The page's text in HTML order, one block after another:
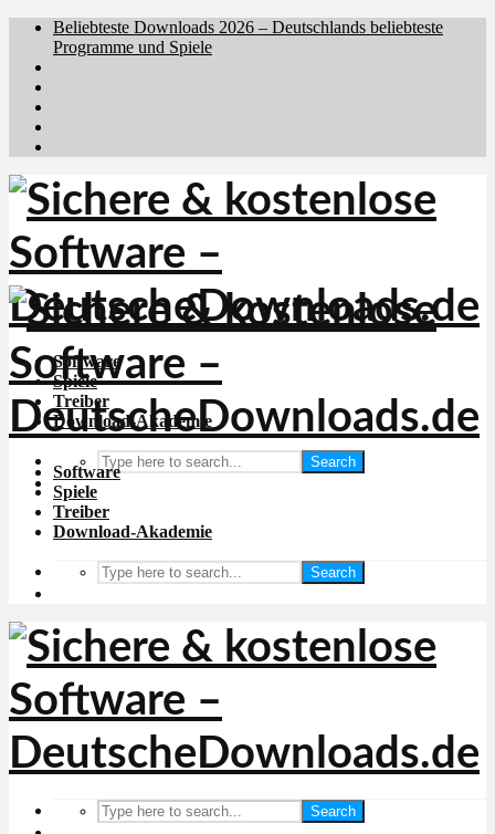
Beliebteste Downloads 2026 – Deutschlands beliebteste
Programme und Spiele
Software
Spiele
Treiber
Download-Akademie
Search
Software
Spiele
Treiber
Download-Akademie
Search
Search